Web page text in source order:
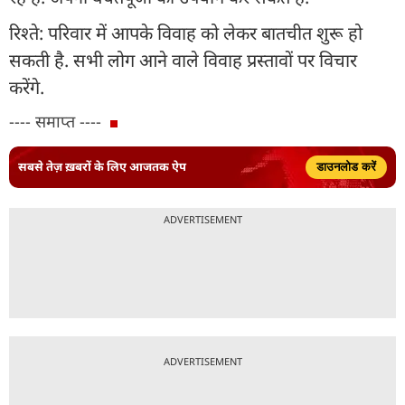
रिश्ते: परिवार में आपके विवाह को लेकर बातचीत शुरू हो
सकती है. सभी लोग आने वाले विवाह प्रस्तावों पर विचार
करेंगे.
---- समाप्त ----
सबसे तेज़ ख़बरों के लिए आजतक ऐप डाउनलोड करें
ADVERTISEMENT
ADVERTISEMENT